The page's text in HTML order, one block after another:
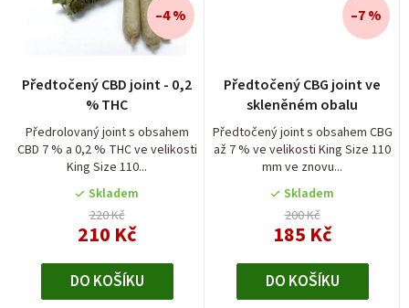
Předtočený CBD joint - 0,2
% THC
Předrolovaný joint s obsahem
CBD 7 % a 0,2 % THC ve velikosti
King Size 110...
Skladem
220 Kč
210 Kč
–4 %
DO KOŠÍKU
Předtočený CBG joint ve
skleněném obalu
Předtočený joint s obsahem CBG
až 7 % ve velikosti King Size 110
mm ve znovu...
Skladem
200 Kč
185 Kč
–7 %
DO KOŠÍKU